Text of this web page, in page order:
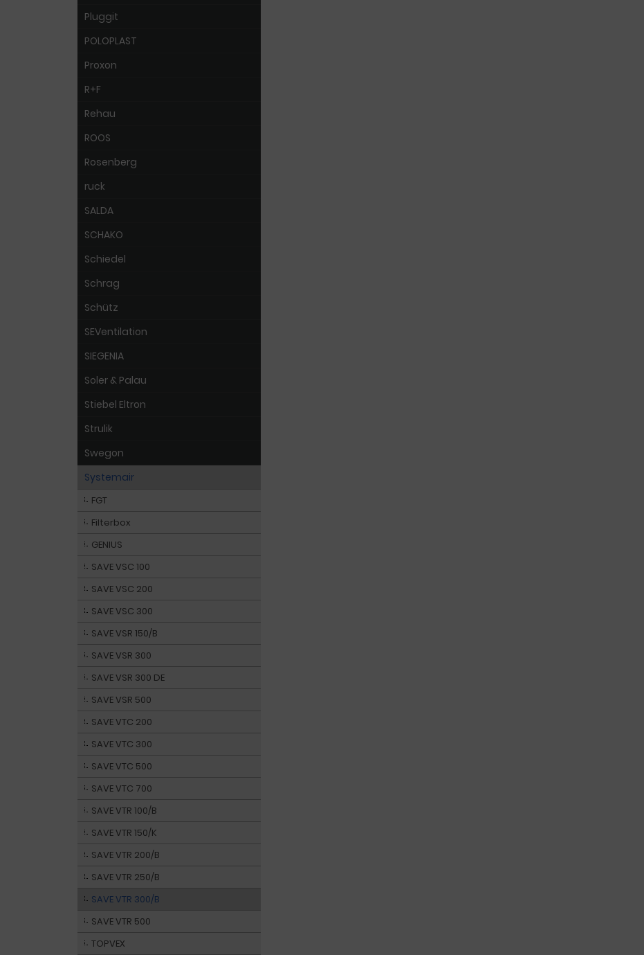
Pluggit
POLOPLAST
Proxon
R+F
Rehau
ROOS
Rosenberg
ruck
SALDA
SCHAKO
Schiedel
Schrag
Schütz
SEVentilation
SIEGENIA
Soler & Palau
Stiebel Eltron
Strulik
Swegon
Systemair
FGT
Filterbox
GENIUS
SAVE VSC 100
SAVE VSC 200
SAVE VSC 300
SAVE VSR 150/B
SAVE VSR 300
SAVE VSR 300 DE
SAVE VSR 500
SAVE VTC 200
SAVE VTC 300
SAVE VTC 500
SAVE VTC 700
SAVE VTR 100/B
SAVE VTR 150/K
SAVE VTR 200/B
SAVE VTR 250/B
SAVE VTR 300/B
SAVE VTR 500
TOPVEX